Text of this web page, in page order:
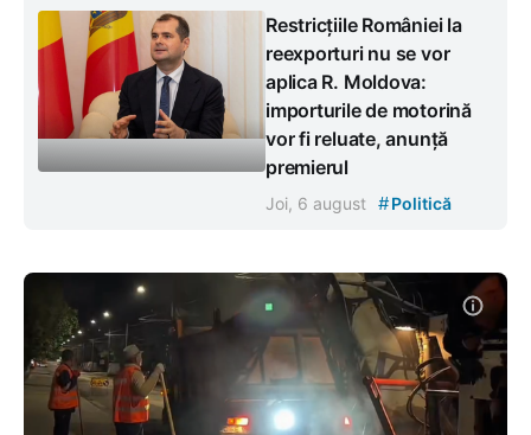
Restricțiile României la
reexporturi nu se vor
aplica R. Moldova:
importurile de motorină
vor fi reluate, anunță
premierul
Joi, 6 august #Politică